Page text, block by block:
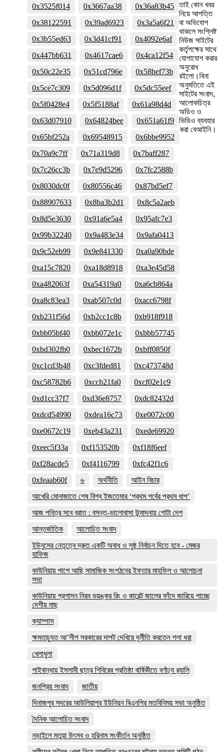
0x3525f014 0x3667aa38
0x36a83b45
0x38122591
0x39ad6923
0x3a5a6f21
0x3b55ed63
0x3d41cf91
0x4092e6af
0x447bb631
0x4617cae6
0x4ca12f54
0x50c22e35
0x51cd796e
0x58bef73b
0x5ce7c309
0x5d096d1f
0x5dc55eef
0x5f0428e4
0x5f5188af
0x61a98d4d
0x63d07910
0x64824bee
0x651a61f9
0x65bf252a
0x69548915
0x6bbe9952
0x70a9c7ff
0x71a319d8
0x7baff287
0x7c26cc3b
0x7e9d5296
0x7fc2588b
0x8030dc0f
0x80556c46
0x87bd5ef7
0x88907633
0x8ba3b2d1
0x8c5a2aeb
0x8d5e3630
0x91a6e5a4
0x95afc7e3
0x99b32240
0x9a483e34
0x9afa0413
0x9c52eb99
0x9e841330
0xa0a90bde
0xa15c7820
0xa18d8918
0xa3e45d58
0xa482063f
0xa54319a0
0xa6cb864a
0xa8c83ea3
0xab507c0d
0xacc6798f
0xb231f56d
0xb2cc1c8b
0xb918f918
0xbb05bf40
0xbb072e1c
0xbbb57745
0xbd302fb0
0xbec1672b
0xbff0850f
0xc1cd3b48
0xc3fded81
0xc473748d
0xc58782b6
0xccb21fa0
0xcf02e1c9
0xd1cc37f7
0xd36e8757
0xdc82432d
0xdcd54990
0xdea16c73
0xe0072c00
0xe0672c19
0xeb43a231
0xede69920
0xeec5f33a
0xf153520b
0xf18f6eef
0xf28acde5
0xf4116799
0xfc42f1c6
0xfeaab60f
৬ অর্থনীতি
আইন বিচার
আখেরি মোনাজাতে শেষ বিশ্ব ইজতেমার ‘প্রথম পর্বের প্রথম ধাপ’
আজ পবিত্র সবে বরাত : বসন্ত-ভালোবাসা উন্মাদনায় গোটা দেশ
আন্তর্জাতিক
আলোচিত সংবাদ
ইউনুসের নেতৃত্বে দ্রুত একটি অবাধ ও সুষ্ঠ নির্বাচন দিতে হবে - মেজর
হাফিজ
কাউনিয়ায় পাশে আছি সামাজিক সংগঠনের ইফতার মাহফিল ও আলোচনা
সভা
কাউনিয়ায় প্রশাসন নিরব ভয়ঙ্কর রিং ও কারেন্ট জালের ফাঁদে জারিয়ে পাচ্ছে
দেশীয় মাছ
ক্যাম্পাস
ক্ষমতাচ্যুত আ’লীগ সরকারের দাপট দেখিয়ে দূর্নীতি করতেন গলা ধরা
খেলাধুলা
গাইবান্ধায় ইসলামী ছাত্র শিবিরের প্রতিষ্ঠা বার্ষিকীতে বর্ণাঢ্য র‌্যালি
জনপ্রিয় সংবাদ
জাতীয়
দিনাজপুর সদরের আউলিয়াপুর ইউনিয়ন বিএনপির মতবিনিময় সভা অনুষ্ঠিত
দৈনিক আলোচিত সংবাদ
নড়াইলে মতুয়া উৎসব ও হরিনাম সংকীর্তন অনুষ্ঠিত
তাই কোন খবর
নিয়ে আপত্তি
বা অভিযোগ
থাকলে সংশ্লিষ্ট
নিউজ সাইটের
কর্তৃপক্ষের সাথে
যোগাযোগ করার
অনুরোধ
রইলো।বিনা
অনুমতিতে এই
সাইটের সংবাদ,
আলোকচিত্র
অডিও ও
ভিডিও ব্যবহার
করা বেআইনি।